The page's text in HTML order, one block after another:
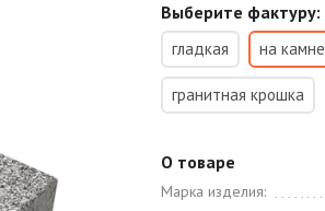
Выберите фактуру:
гладкая на камне
гранитная крошка
О товаре
Марка изделия: